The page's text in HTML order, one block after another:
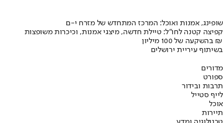
שופינג, אמנות ואוכל: המרכז המתחדש של מזרח י-ם
קפיצה קטנה לחו"ל: טיילת חדשה, מיצגי אמנות, וכיכרות משופצות
בהשקעה של 100 מיליון ₪
בשיתוף עיריית ירושלים
מדורים
ספורט
תרבות ובידור
לייף סטייל
אוכל
תיירות